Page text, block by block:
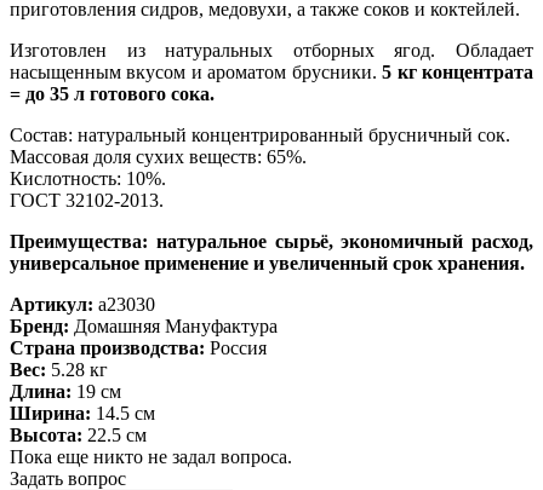
приготовления сидров, медовухи, а также соков и коктейлей.
Изготовлен из натуральных отборных ягод. Обладает
насыщенным вкусом и ароматом брусники.5 кг концентрата
= до 35 л готового сока.
Состав: натуральный концентрированный брусничный сок.
Массовая доля сухих веществ: 65%.
Кислотность: 10%.
ГОСТ 32102-2013.
Преимущества: натуральное сырьё, экономичный расход,
универсальное применение и увеличенный срок хранения.
Артикул: a23030
Бренд: Домашняя Мануфактура
Страна производства: Россия
Вес: 5.28 кг
Длина: 19 см
Ширина: 14.5 см
Высота: 22.5 см
Пока еще никто не задал вопроса.
Задать вопрос